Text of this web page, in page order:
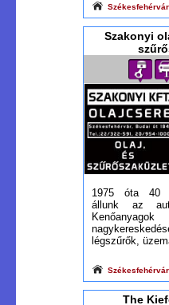
Székesfehérvár
Szakonyi
1975 óta 40
állunk az
légszűrők,
Székesfehérvár
The